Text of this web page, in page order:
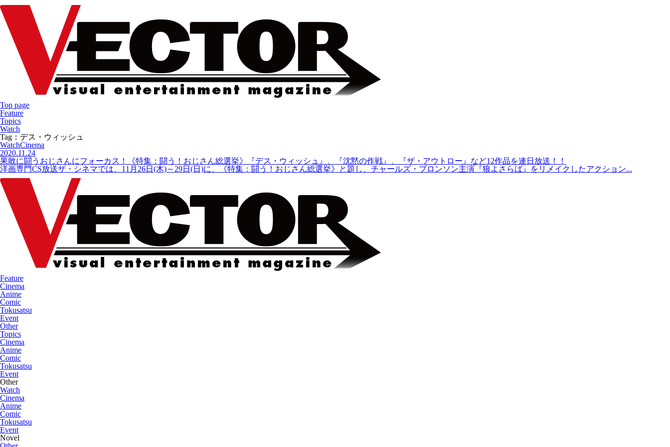
Top page
Feature
Topics
Watch
Tag：デス・ウィッシュ
WatchCinema
2020.11.24
果敢に闘うおじさんにフォーカス！《特集：闘う！おじさん総選挙》『デス・ウィッシュ』、『沈黙の作戦』、『ザ・アウトロー』など12作品を連日放送！！
洋画専門CS放送ザ・シネマでは、11月26日(木)～29日(日)に、《特集：闘う！おじさん総選挙》と題し、チャールズ・ブロンソン主演『狼よさらば』をリメイクしたアクション...
Feature
Cinema
Anime
Comic
Tokusatsu
Event
Other
Topics
Cinema
Anime
Comic
Tokusatsu
Event
Other
Watch
Cinema
Anime
Comic
Tokusatsu
Event
Novel